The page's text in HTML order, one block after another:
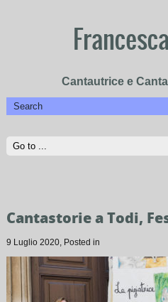
Cantautrice e
Cantastorie a Todi,
9 Luglio 2020, Posted in